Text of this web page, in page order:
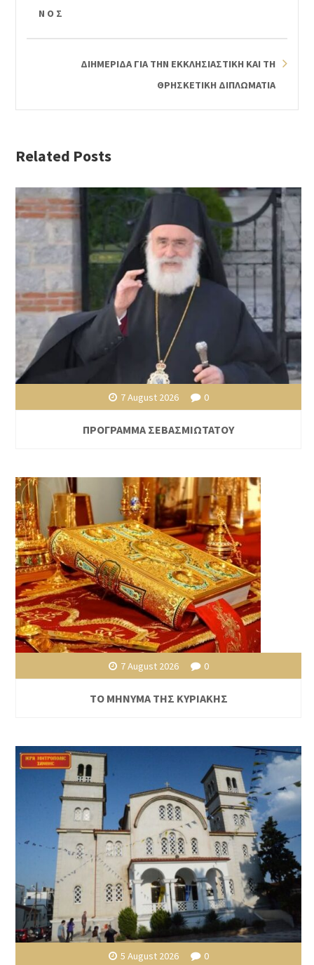
Ν Ο Σ
ΔΙΗΜΕΡΙΔΑ ΓΙΑ ΤΗΝ ΕΚΚΛΗΣΙΑΣΤΙΚΗ ΚΑΙ ΤΗ
ΘΡΗΣΚΕΤΙΚΗ ΔΙΠΛΩΜΑΤΙΑ
Related Posts
7 August 2026 0
ΠΡΟΓΡΑΜΜΑ ΣΕΒΑΣΜΙΩΤΑΤΟΥ
7 August 2026 0
ΤΟ ΜΗΝΥΜΑ ΤΗΣ ΚΥΡΙΑΚΗΣ
5 August 2026 0